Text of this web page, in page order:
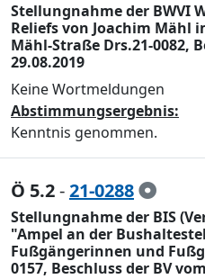
Stellungnahme der BWVI
Reliefs von Joachim Mähl
Mähl-Straße Drs.21-0082,
29.08.2019
Keine Wortmeldungen
Abstimmungsergebnis:
Kenntnis genommen.
Ö 5.2-21-0288
Stellungnahme der BIS
"Ampel an der
Fußgängerinnen und
0157, Beschluss der BV